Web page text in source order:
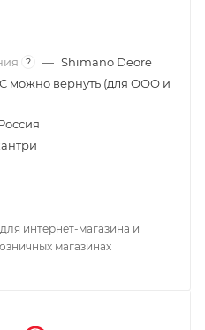
? — Shimano Deore
можно вернуть (для ООО и
интернет-магазина и
магазинах